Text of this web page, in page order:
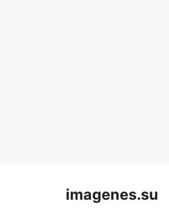
imagenes.su